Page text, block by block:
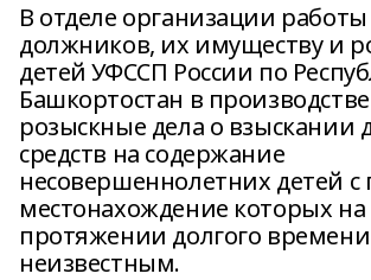
В отделе организации
должников, их имуществу и
детей УФССП России по
Башкортостан в
розыскные дела о взыскании
средств на содержание
несовершеннолетних детей с
местонахождение которых на
протяжении долгого времени
неизвестным.